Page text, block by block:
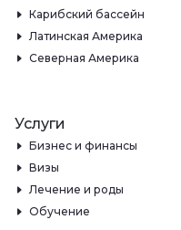
Карибский бассейн
Латинская Америка
Северная Америка
Услуги
Бизнес и финансы
Визы
Лечение и роды
Обучение